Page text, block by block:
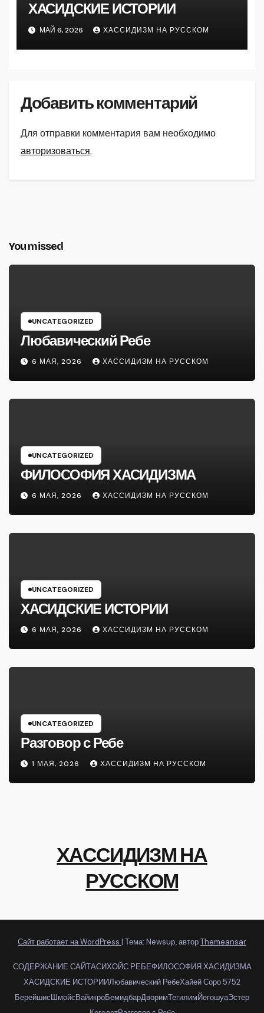
ХАСИДСКИЕ ИСТОРИИ
МАЙ 6, 2026 ХАССИДИЗМ НА РУССКОМ
Добавить комментарий
Для отправки комментария вам необходимо
авторизоваться.
You missed
UNCATEGORIZED
Любавический Ребе
6 МАЯ, 2026 ХАССИДИЗМ НА РУССКОМ
UNCATEGORIZED
ФИЛОСОФИЯ ХАСИДИЗМА
6 МАЯ, 2026 ХАССИДИЗМ НА РУССКОМ
UNCATEGORIZED
ХАСИДСКИЕ ИСТОРИИ
6 МАЯ, 2026 ХАССИДИЗМ НА РУССКОМ
UNCATEGORIZED
Разговор с Ребе
1 МАЯ, 2026 ХАССИДИЗМ НА РУССКОМ
ХАССИДИЗМ НА
РУССКОМ
Сайт работает на WordPress | Тема: Newsup, авторThemeansar
СОДЕРЖАНИЕ САЙТАСИХОЙС РЕБЕФИЛОСОФИЯ ХАСИДИЗМА
ХАСИДСКИЕ ИСТОРИИЛюбавический РебеХайей Соро 5752
БерейшисШмойсВайикроБемидбарДворимТегилимЙегошуаЭстер